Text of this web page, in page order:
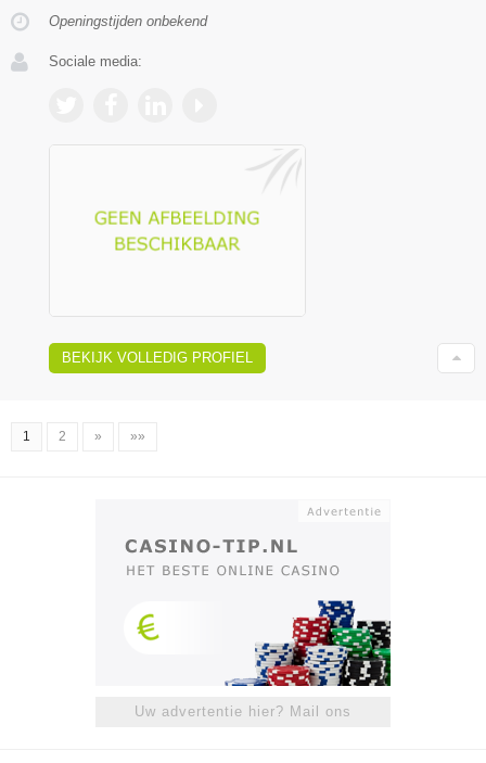
Openingstijden onbekend
Sociale media:
BEKIJK VOLLEDIG PROFIEL
1 2 » »»
Uw advertentie hier? Mail ons